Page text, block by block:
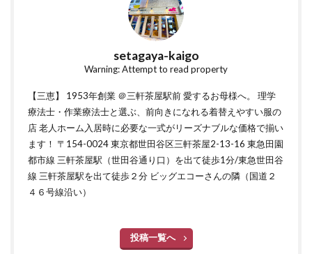
setagaya-kaigo
Warning: Attempt to read property
【三恵】 1953年創業 ＠三軒茶屋駅前 愛するお母様へ。 理学
療法士・作業療法士と選ぶ、前向きになれる着替えやすい服の
店 老人ホーム入居時に必要な一式がリーズナブルな価格で揃い
ます！ 〒154-0024 東京都世田谷区三軒茶屋2-13-16 東急田園
都市線 三軒茶屋駅（世田谷通り口）を出て徒歩1分/東急世田谷
線 三軒茶屋駅を出て徒歩２分 ビッグエコーさんの隣（国道２
４６号線沿い）
投稿一覧へ